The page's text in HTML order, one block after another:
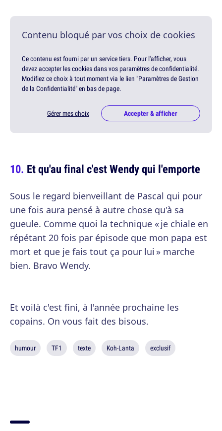
Contenu bloqué par vos choix de cookies
Ce contenu est fourni par un service tiers. Pour l'afficher, vous
devez accepter les cookies dans vos paramètres de confidentialité.
Modifiez ce choix à tout moment via le lien "Paramètres de Gestion
de la Confidentialité" en bas de page.
Gérer mes choix Accepter & afficher
Et qu'au final c'est Wendy qui l'emporte
Sous le regard bienveillant de Pascal qui pour
une fois aura pensé à autre chose qu'à sa
gueule. Comme quoi la technique « je chiale en
répétant 20 fois par épisode que mon papa est
mort et que je fais tout ça pour lui » marche
bien. Bravo Wendy.
Et voilà c'est fini, à l'année prochaine les
copains. On vous fait des bisous.
humour TF1 texte Koh-Lanta exclusif